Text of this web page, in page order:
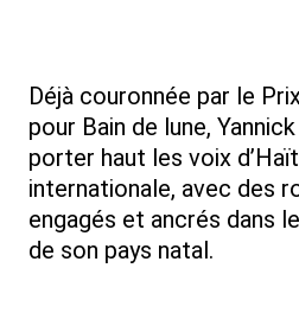
Déjà couronnée par le
pour Bain de lune,
porter haut les voix
internationale, avec des
engagés et ancrés dans
de son pays natal.